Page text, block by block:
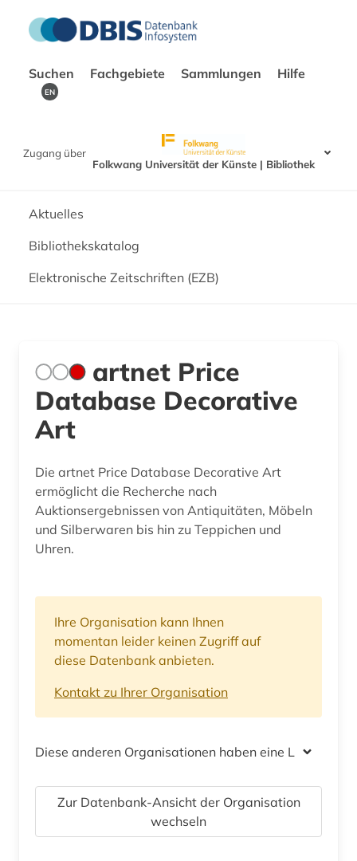
Suchen Fachgebiete Sammlungen Hilfe
EN
Zugang über
Folkwang Universität der Künste | Bibliothek
Aktuelles
Bibliothekskatalog
Elektronische Zeitschriften (EZB)
artnet Price
Database Decorative
Art
Die artnet Price Database Decorative Art
ermöglicht die Recherche nach
Auktionsergebnissen von Antiquitäten, Möbeln
und Silberwaren bis hin zu Teppichen und
Uhren.
Ihre Organisation kann Ihnen
momentan leider keinen Zugriff auf
diese Datenbank anbieten.
Kontakt zu Ihrer Organisation
Diese anderen Organisationen haben eine Lizenz
Zur Datenbank-Ansicht der Organisation
wechseln